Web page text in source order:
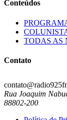
Conteúdos
TODAS AS
Contato
Rua Joaquim
88802-200